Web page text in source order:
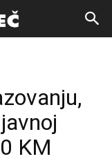
KM